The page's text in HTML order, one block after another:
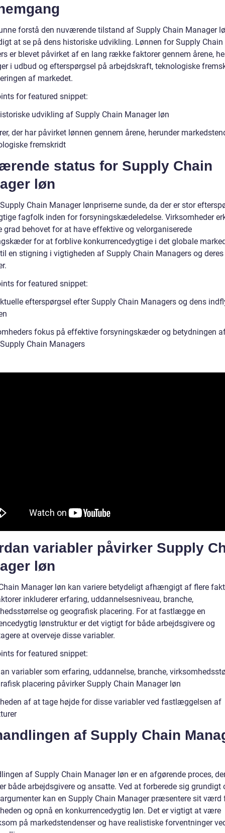
forstå den nuværende tilstand af Supply Chain Manager
at se på dens historiske udvikling. Lønnen for Supply Chain
er blevet påvirket af en lang række faktorer gennem årene,
i udbud og efterspørgsel på arbejdskraft, teknologiske
af markedet.
for featured snippet:
udvikling af Supply Chain Manager løn
der har påvirket lønnen gennem årene, herunder
fremskridt
status for Supply Chain
løn
Chain Manager lønpriserne sunde, da der er stor
fagfolk inden for forsyningskædeledelse. Virksomheder
grad behovet for at have effektive og velorganiserede
for at forblive konkurrencedygtige i det globale
en stigning i vigtigheden af Supply Chain Managers og deres
for featured snippet:
efterspørgsel efter Supply Chain Managers og dens
fokus på effektive forsyningskæder og betydningen
Chain Managers
variabler påvirker Supply
løn
Manager løn kan variere betydeligt afhængigt af flere
inkluderer erfaring, uddannelsesniveau, branche,
og geografisk placering. For at fastlægge en
lønstruktur er det vigtigt for både arbejdsgivere og
at overveje disse variabler.
for featured snippet:
variabler som erfaring, uddannelse, branche,
placering påvirker Supply Chain Manager løn
af at tage højde for disse variabler ved fastlæggelsen af
af Supply Chain
af Supply Chain Manager løn er en afgørende proces,
både arbejdsgivere og ansatte. Ved at forberede sig grundigt
kan en Supply Chain Manager præsentere sit værd
og opnå en konkurrencedygtig løn. Det er vigtigt at være
på markedstendenser og have realistiske forventninger